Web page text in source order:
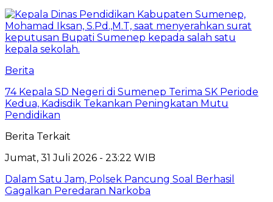
Berita
74 Kepala SD Negeri di Sumenep Terima SK Periode
Kedua, Kadisdik Tekankan Peningkatan Mutu
Pendidikan
Berita Terkait
Jumat, 31 Juli 2026 - 23:22 WIB
Dalam Satu Jam, Polsek Pancung Soal Berhasil
Gagalkan Peredaran Narkoba